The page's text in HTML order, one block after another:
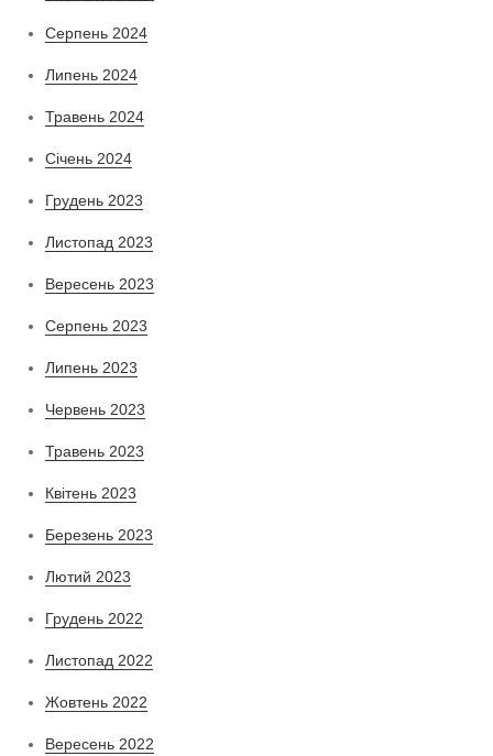
Серпень 2024
Липень 2024
Травень 2024
Січень 2024
Грудень 2023
Листопад 2023
Вересень 2023
Серпень 2023
Липень 2023
Червень 2023
Травень 2023
Квітень 2023
Березень 2023
Лютий 2023
Грудень 2022
Листопад 2022
Жовтень 2022
Вересень 2022